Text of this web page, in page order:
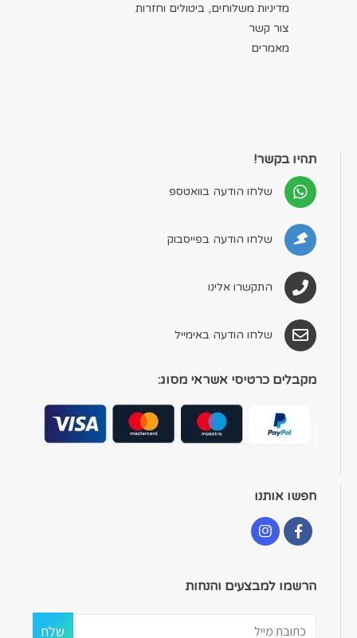
מדיניות משלוחים, ביטולים וחזרות
צור קשר
מאמרים
תהיו בקשר!
שלחו הודעה בוואטספ
שלחו הודעה בפייסבוק
התקשרו אלינו
שלחו הודעה באימייל
מקבלים כרטיסי אשראי מסוג:
חפשו אותנו
הרשמו למבצעים והנחות